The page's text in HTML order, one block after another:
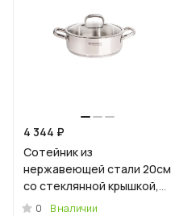
4 344 ₽
Сотейник из
нержавеющей стали 20см
со стеклянной крышкой,
линия "Леон"
0
В наличии